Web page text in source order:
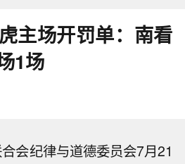
主场开罚单：南看
1场
会纪律与道德委员会7月21